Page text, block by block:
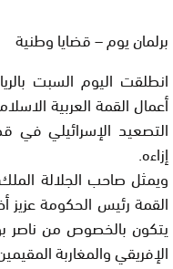
برلمان يوم – قضايا وطنية
انطلقت اليوم السبت
أعمال القمة العربية
التصعيد الإسرائيلي في
إزاءه.
ويمثل صاحب الجلالة
القمة رئيس الحكومة
يتكون بالخصوص من ناصر
الإفريقي والمغاربة